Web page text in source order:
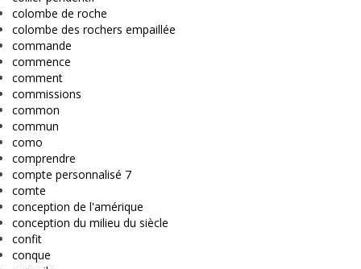
colombe de roche
colombe des rochers empaillée
commande
commence
comment
commissions
common
commun
como
comprendre
compte personnalisé 7
comte
conception de l'amérique
conception du milieu du siècle
confit
conque